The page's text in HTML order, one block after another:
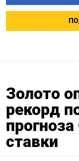
Золото
рекорд
ставки